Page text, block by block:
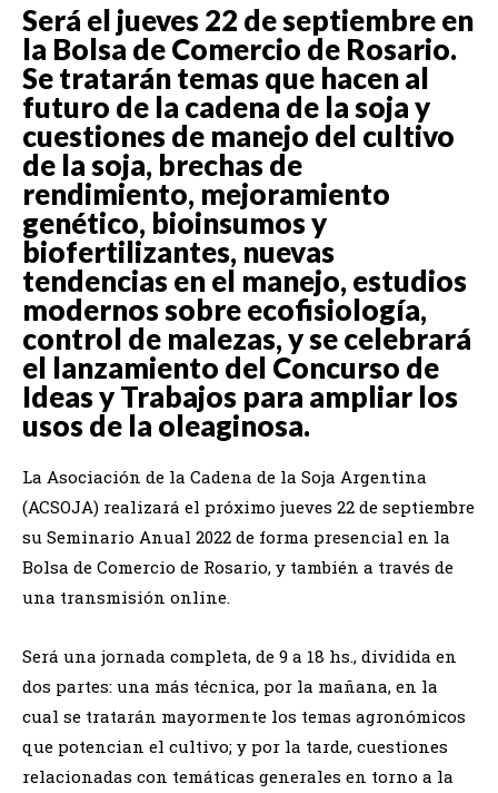
Será el jueves 22 de septiembre en
la Bolsa de Comercio de Rosario.
Se tratarán temas que hacen al
futuro de la cadena de la soja y
cuestiones de manejo del cultivo
de la soja, brechas de
rendimiento, mejoramiento
genético, bioinsumos y
biofertilizantes, nuevas
tendencias en el manejo, estudios
modernos sobre ecofisiología,
control de malezas, y se celebrará
el lanzamiento del Concurso de
Ideas y Trabajos para ampliar los
usos de la oleaginosa.
La Asociación de la Cadena de la Soja Argentina
(ACSOJA) realizará el próximo jueves 22 de septiembre
su Seminario Anual 2022 de forma presencial en la
Bolsa de Comercio de Rosario, y también a través de
una transmisión online.
Será una jornada completa, de 9 a 18 hs., dividida en
dos partes: una más técnica, por la mañana, en la
cual se tratarán mayormente los temas agronómicos
que potencian el cultivo; y por la tarde, cuestiones
relacionadas con temáticas generales en torno a la